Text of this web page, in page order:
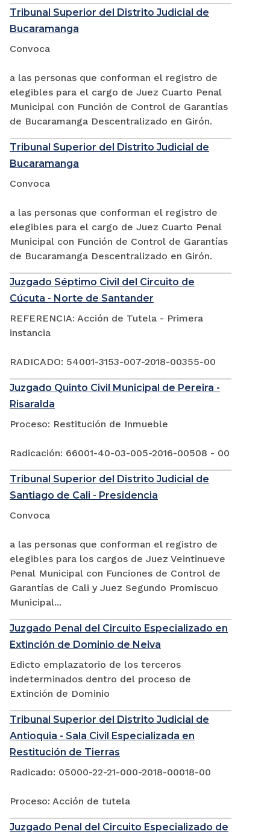
Tribunal Superior del Distrito Judicial de
Bucaramanga
Convoca
a las personas que conforman el registro de
elegibles para el cargo de Juez Cuarto Penal
Municipal con Función de Control de Garantías
de Bucaramanga Descentralizado en Girón.
Tribunal Superior del Distrito Judicial de
Bucaramanga
Convoca
a las personas que conforman el registro de
elegibles para el cargo de Juez Cuarto Penal
Municipal con Función de Control de Garantías
de Bucaramanga Descentralizado en Girón.
Juzgado Séptimo Civil del Circuito de
Cúcuta - Norte de Santander
REFERENCIA: Acción de Tutela - Primera
instancia
RADICADO: 54001-3153-007-2018-00355-00
Juzgado Quinto Civil Municipal de Pereira -
Risaralda
Proceso: Restitución de Inmueble
Radicación: 66001-40-03-005-2016-00508 - 00
Tribunal Superior del Distrito Judicial de
Santiago de Cali - Presidencia
Convoca
a las personas que conforman el registro de
elegibles para los cargos de Juez Veintinueve
Penal Municipal con Funciones de Control de
Garantías de Cali y Juez Segundo Promiscuo
Municipal...
Juzgado Penal del Circuito Especializado en
Extinción de Dominio de Neiva
Edicto emplazatorio de los terceros
indeterminados dentro del proceso de
Extinción de Dominio
Tribunal Superior del Distrito Judicial de
Antioquia - Sala Civil Especializada en
Restitución de Tierras
Radicado: 05000-22-21-000-2018-00018-00
Proceso: Acción de tutela
Juzgado Penal del Circuito Especializado de